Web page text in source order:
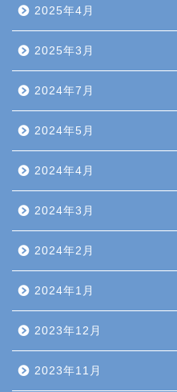
2025年4月
2025年3月
2024年7月
2024年5月
2024年4月
2024年3月
2024年2月
2024年1月
2023年12月
2023年11月